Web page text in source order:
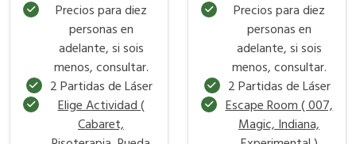
Precios para diez
personas en
adelante, si sois
menos, consultar.
2 Partidas de Láser
Elige Actividad (
Cabaret,
Precios para diez
personas en
adelante, si sois
menos, consultar.
2 Partidas de Láser
Escape Room ( 007,
Magic, Indiana,